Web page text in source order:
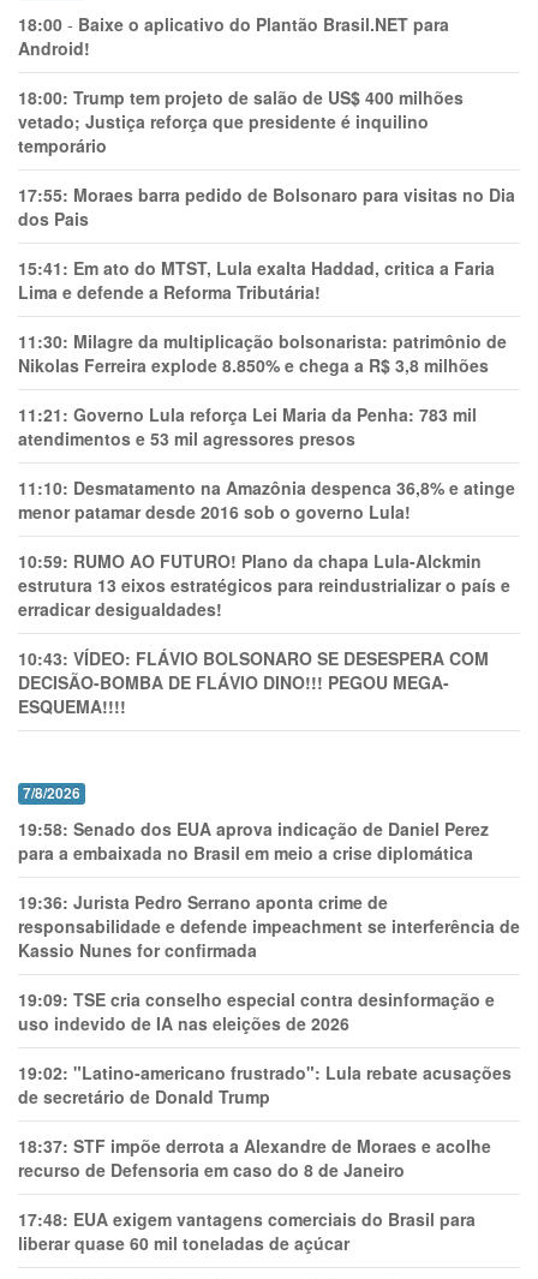
18:00 - Baixe o aplicativo do Plantão Brasil.NET para
Android!
18:00: Trump tem projeto de salão de US$ 400 milhões
vetado; Justiça reforça que presidente é inquilino
temporário
17:55: Moraes barra pedido de Bolsonaro para visitas no Dia
dos Pais
15:41: Em ato do MTST, Lula exalta Haddad, critica a Faria
Lima e defende a Reforma Tributária!
11:30: Milagre da multiplicação bolsonarista: patrimônio de
Nikolas Ferreira explode 8.850% e chega a R$ 3,8 milhões
11:21: Governo Lula reforça Lei Maria da Penha: 783 mil
atendimentos e 53 mil agressores presos
11:10: Desmatamento na Amazônia despenca 36,8% e atinge
menor patamar desde 2016 sob o governo Lula!
10:59: RUMO AO FUTURO! Plano da chapa Lula-Alckmin
estrutura 13 eixos estratégicos para reindustrializar o país e
erradicar desigualdades!
10:43: VÍDEO: FLÁVIO BOLSONARO SE DESESPERA COM
DECISÃO-BOMBA DE FLÁVIO DINO!!! PEGOU MEGA-
ESQUEMA!!!!
7/8/2026
19:58: Senado dos EUA aprova indicação de Daniel Perez
para a embaixada no Brasil em meio a crise diplomática
19:36: Jurista Pedro Serrano aponta crime de
responsabilidade e defende impeachment se interferência de
Kassio Nunes for confirmada
19:09: TSE cria conselho especial contra desinformação e
uso indevido de IA nas eleições de 2026
19:02: "Latino-americano frustrado": Lula rebate acusações
de secretário de Donald Trump
18:37: STF impõe derrota a Alexandre de Moraes e acolhe
recurso de Defensoria em caso do 8 de Janeiro
17:48: EUA exigem vantagens comerciais do Brasil para
liberar quase 60 mil toneladas de açúcar